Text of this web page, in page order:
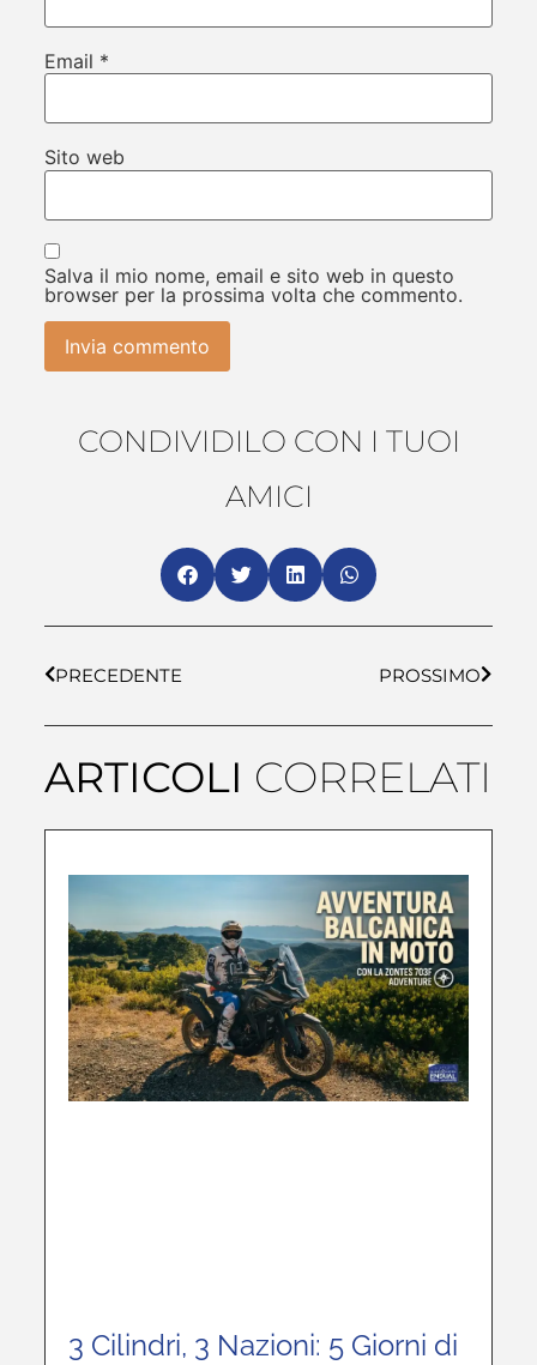
Email *
Sito web
Salva il mio nome, email e sito web in questo
browser per la prossima volta che commento.
CONDIVIDILO CON I TUOI
AMICI
PRECEDENTE PROSSIMO
ARTICOLI CORRELATI
3 Cilindri, 3 Nazioni: 5 Giorni di